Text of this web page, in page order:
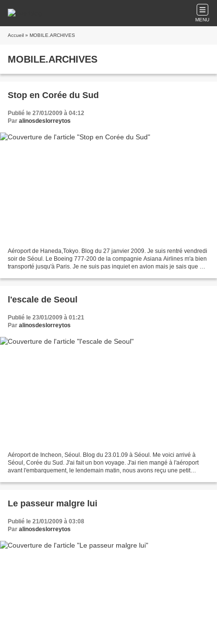
MENU
Accueil » MOBILE.ARCHIVES
MOBILE.ARCHIVES
Stop en Corée du Sud
Publié le 27/01/2009 à 04:12
Par alinosdeslorreytos
Aéroport de Haneda,Tokyo. Blog du 27 janvier 2009. Je suis rentré vendredi
soir de Séoul. Le Boeing 777-200 de la compagnie Asiana Airlines m'a bien
transporté jusqu'à Paris. Je ne suis pas inquiet en avion mais je sais que ma
l'escale de Seoul
Publié le 23/01/2009 à 01:21
Par alinosdeslorreytos
Aéroport de Incheon, Séoul. Blog du 23.01.09 à Séoul. Me voici arrivé à
Séoul, Corée du Sud. J'ai fait un bon voyage. J'ai rien mangé à l'aéroport
avant l'embarquement, le lendemain matin, nous avons reçu une petit
Le passeur malgre lui
Publié le 21/01/2009 à 03:08
Par alinosdeslorreytos